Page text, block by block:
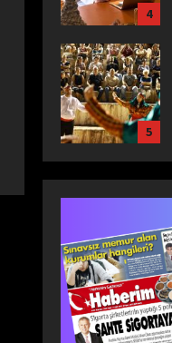
4
5
1